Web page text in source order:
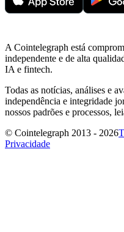
A Cointelegraph está
independente e de alta
IA e fintech.
Todas as notícias, análises e
independência e integridade
nossos padrões e processos,
© Cointelegraph 2013 - 2026
Privacidade